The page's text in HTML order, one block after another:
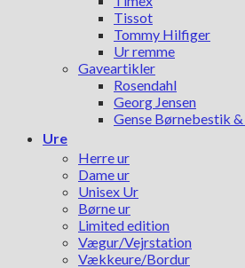
Tissot
Tommy Hilfiger
Ur remme
Gaveartikler
Rosendahl
Georg Jensen
Gense Børnebestik
Ure
Herre ur
Dame ur
Unisex Ur
Børne ur
Limited edition
Vægur/Vejrstation
Vækkeure/Bordur